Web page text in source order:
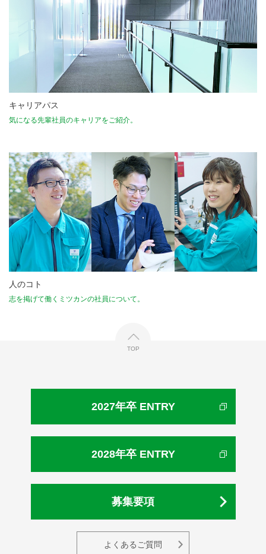
キャリアパス
気になる先輩社員のキャリアをご紹介。
人のコト
志を掲げて働くミツカンの社員について。
TOP
2027年卒 ENTRY
2028年卒 ENTRY
募集要項
よくあるご質問